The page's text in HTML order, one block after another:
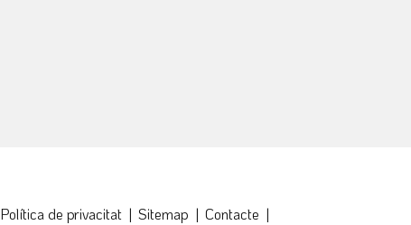
Política de privacitat | Sitemap | Contacte |